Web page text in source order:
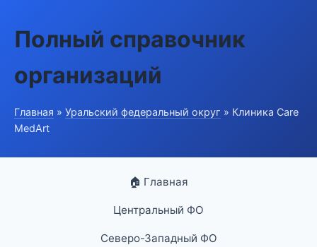
Полный справочник
организаций
Главная » Уральский федеральный округ » Клиника Care
MedArt
🏠 Главная
Центральный ФО
Северо-Западный ФО